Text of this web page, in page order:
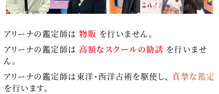
アリーナの鑑定師は 物販 を行いません。
アリーナの鑑定師は 高額なスクールの勧誘 を行いませ
ん。
アリーナの鑑定師は東洋・西洋占術を駆使し、 真摯な鑑定
を行います。